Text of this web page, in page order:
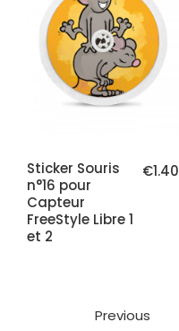
€1.40
Sticker Souris
n°16 pour
Capteur
FreeStyle Libre 1
et 2
Previous